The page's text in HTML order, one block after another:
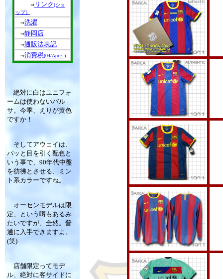
⇒リンク(ショ
ップ）
⇒洗濯
⇒静岡店
⇒通販法表記
⇒消費税(04/Apr～)
絶対に白はユニフォ
ームは使わないバル
サ。今季、えりが黄色
ですか！
そしてアウェイは、
パッと目を引く配色と
いう事で、90年代中盤
を彷彿とさせる、ミン
ト系カラーですね。
オーセンモデルは限
定、という噂もあるみ
たいですが、全然。普
通に入手できますよ。
(笑)
店舗限定ってモデ
ル、絶対に客サイドに